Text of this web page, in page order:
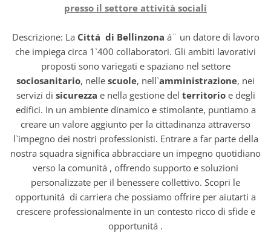
presso il settore attività sociali
Descrizione: La Cittá di Bellinzona á¨ un datore di lavoro
che impiega circa 1`400 collaboratori. Gli ambiti lavorativi
proposti sono variegati e spaziano nel settore
sociosanitario, nelle scuole, nell`amministrazione, nei
servizi di sicurezza e nella gestione del territorioe degli
edifici. In un ambiente dinamico e stimolante, puntiamo a
creare un valore aggiunto per la cittadinanza attraverso
l`impegno dei nostri professionisti. Entrare a far parte della
nostra squadra significa abbracciare un impegno quotidiano
verso la comunitá , offrendo supporto e soluzioni
personalizzate per il benessere collettivo. Scopri le
opportunitá di carriera che possiamo offrire per aiutarti a
crescere professionalmente in un contesto ricco di sfide e
opportunitá .